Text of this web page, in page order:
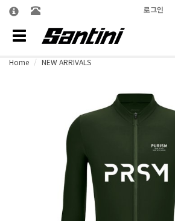
로그인
Toggle
navigation
Home NEW ARRIVALS